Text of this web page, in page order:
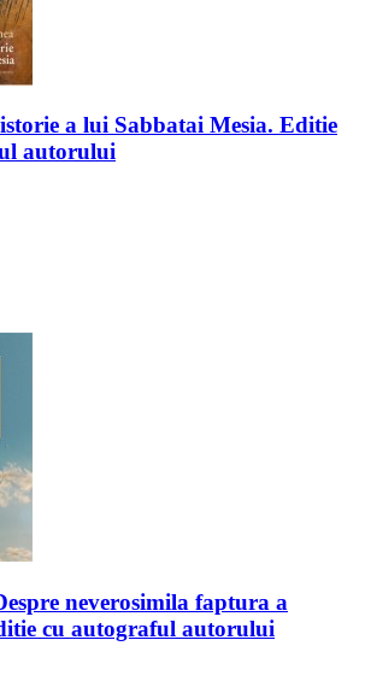
a lui Sabbatai Mesia. Editie
autorului
neverosimila faptura a
cu autograful autorului